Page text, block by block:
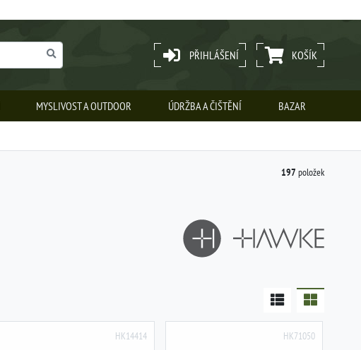
PŘIHLÁŠENÍ KOŠÍK
MYSLIVOST A OUTDOOR ÚDRŽBA A ČIŠTĚNÍ BAZAR
197 položek
HK14414 HK71050